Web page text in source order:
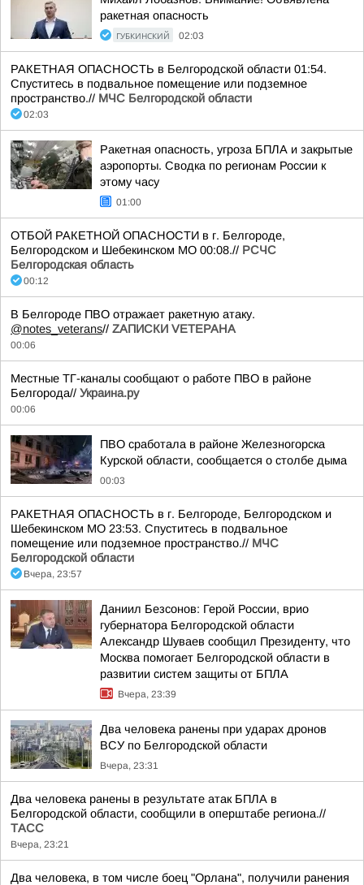
ракетная опасность
ГУБКИНСКИЙ 02:03
РАКЕТНАЯ ОПАСНОСТЬ в Белгородской области 01:54.
Спуститесь в подвальное помещение или подземное
пространство.// МЧС Белгородской области
02:03
Ракетная опасность, угроза БПЛА и закрытые
аэропорты. Сводка по регионам России к
этому часу
01:00
ОТБОЙ РАКЕТНОЙ ОПАСНОСТИ в г. Белгороде,
Белгородском и Шебекинском МО 00:08.// РСЧС
Белгородская область
00:12
В Белгороде ПВО отражает ракетную атаку.
@notes_veterans// ZАПИСКИ VЕТЕРАНА
00:06
Местные ТГ-каналы сообщают о работе ПВО в районе
Белгорода// Украина.ру
00:06
ПВО сработала в районе Железногорска
Курской области, сообщается о столбе дыма
00:03
РАКЕТНАЯ ОПАСНОСТЬ в г. Белгороде, Белгородском и
Шебекинском МО 23:53. Спуститесь в подвальное
помещение или подземное пространство.// МЧС
Белгородской области
Вчера, 23:57
Даниил Безсонов: Герой России, врио
губернатора Белгородской области
Александр Шуваев сообщил Президенту, что
Москва помогает Белгородской области в
развитии систем защиты от БПЛА
Вчера, 23:39
Два человека ранены при ударах дронов
ВСУ по Белгородской области
Вчера, 23:31
Два человека ранены в результате атак БПЛА в
Белгородской области, сообщили в оперштабе региона.//
ТАСС
Вчера, 23:21
Два человека, в том числе боец "Орлана", получили ранения